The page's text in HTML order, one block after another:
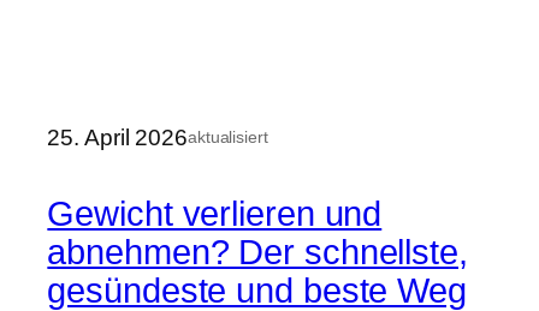
25. April 2026aktualisiert
Gewicht verlieren und
abnehmen? Der schnellste,
gesündeste und beste Weg